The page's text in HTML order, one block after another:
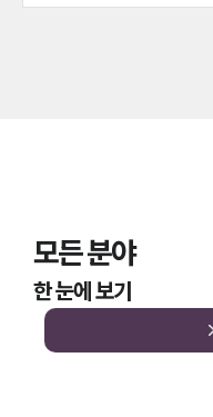
모든 분야
한 눈에 보기